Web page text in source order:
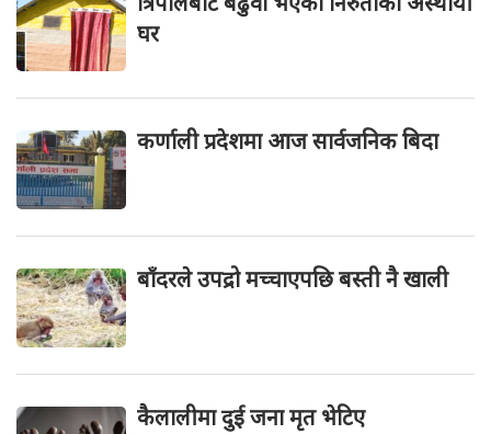
घर
कर्णाली प्रदेशमा आज सार्वजनिक बिदा
बाँदरले उपद्रो मच्चाएपछि बस्ती नै खाली
कैलालीमा दुई जना मृत भेटिए